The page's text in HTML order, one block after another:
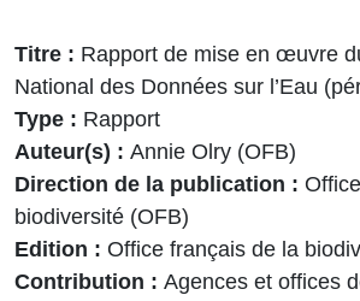
Titre
Rapport de mise en œuvre
National des Données sur l’Eau
Type
Rapport
Auteur(s)
Annie Olry (OFB)
Direction de la publication
biodiversité (OFB)
Edition
Office français de la
Contribution
Agences et offices